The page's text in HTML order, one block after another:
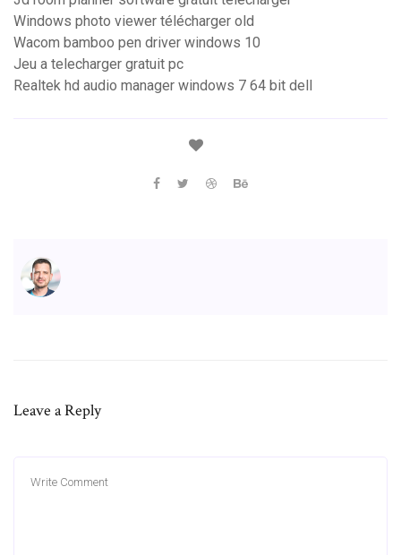
Windows photo viewer télécharger old
Wacom bamboo pen driver windows 10
Jeu a telecharger gratuit pc
Realtek hd audio manager windows 7 64 bit dell
Leave a Reply